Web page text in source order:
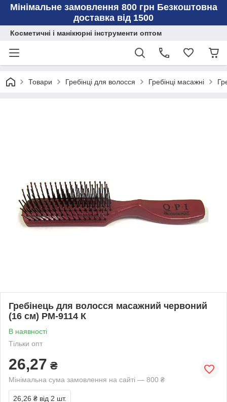
Мінімальне замовлення 800 грн Безкоштовна
доставка від 1500
Косметичні і манікюрні інструменти оптом
Товари Гребінці для волосся Гребінці масажні
Гребінець для волосся масажний червоний
(16 см) PM-9114 К
В наявності
Тільки опт
26,27 ₴
Мінімальна сума замовлення на сайті — 800 ₴
26,26 ₴ від 2 шт.